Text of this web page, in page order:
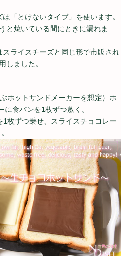
「とけないタイプ」を使います。
と焼いている間にときに漏れま
ライスチーズと同じ形で市販され
しました。
ぶホットサンドメーカーを想定）ホ
に食パンを1枚ずつ敷く。
1枚ずつ乗せ、スライスチョコレー